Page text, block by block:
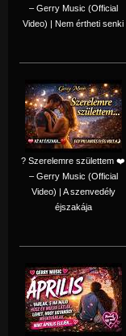
– Gerry Music (Official
Video) | Nem értheti senki
? Szerelemre születtem ❤️
– Gerry Music (Official
Video) | A szenvedély
éjszakája